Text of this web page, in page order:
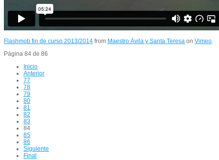
Flashmob fin de curso 2013/2014 from Maestro Ávila y Santa Teresa on Vimeo.
Página 84 de 86
Inicio
Anterior
77
78
79
80
81
82
83
84
85
86
Siguiente
Final